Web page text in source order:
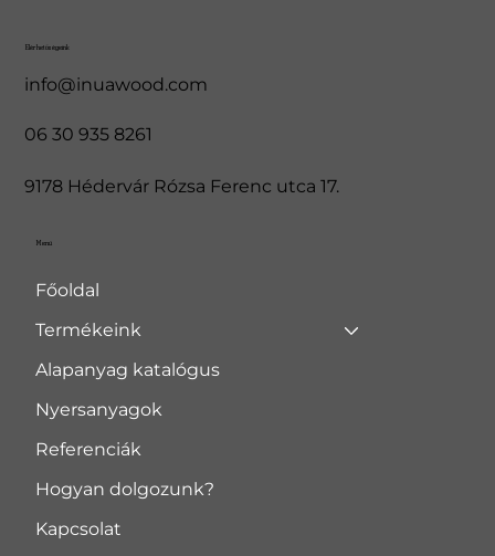
Elérhetőségeink
info@inuawood.com
06 30 935 8261
9178 Hédervár Rózsa Ferenc utca 17.
Menü
Főoldal
Termékeink
Alapanyag katalógus
Nyersanyagok
Referenciák
Hogyan dolgozunk?
Kapcsolat